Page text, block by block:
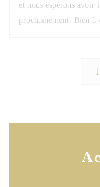
et nous espérons avoir
prochainement. Bien
1